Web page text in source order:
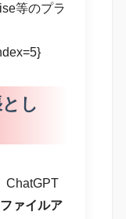
等のプラ
し
ChatGPT
ァイルア